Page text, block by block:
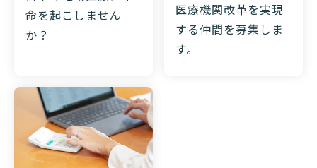
命を起こしません
か？
医療機関改革を実現
する仲間を募集しま
す。